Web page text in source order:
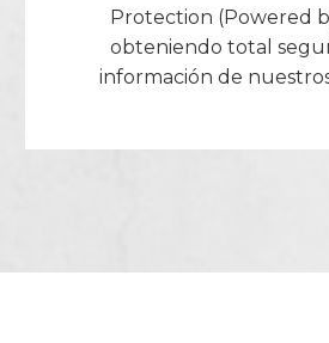
Protection (Powered
obteniendo total
información de